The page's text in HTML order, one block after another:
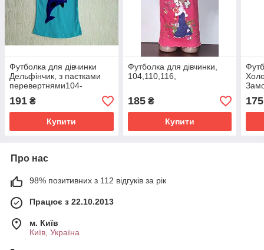
Футболка для дівчинки
Дельфінчик, з паєтками
перевертнями104-
110,110-116
191 ₴
Купити
Футболка для дівчинки,
104,110,116,
185₴
Купити
175
Про нас
98% позитивних з 112 відгуків за рік
Працює з 22.10.2013
м. Київ
Київ, Україна